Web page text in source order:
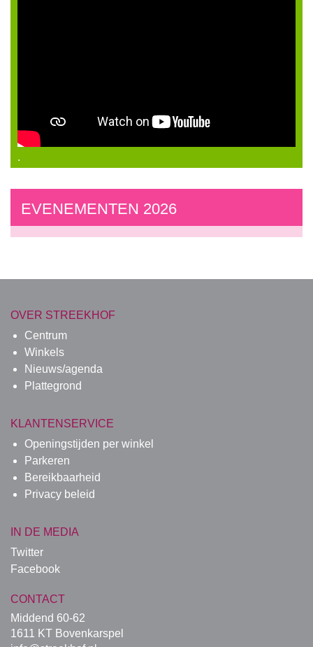
.
EVENEMENTEN 2026
OVER STREEKHOF
Centrum
Winkels
Nieuws/agenda
Plattegrond
KLANTENSERVICE
Openingstijden per winkel
Parkeren
Bereikbaarheid
Privacy beleid
IN DE MEDIA
Twitter
Facebook
CONTACT
Middend 60-62
1611 KT Bovenkarspel